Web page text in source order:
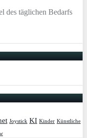
des täglichen Bedarfs
Joystick KI Kinder Künstliche